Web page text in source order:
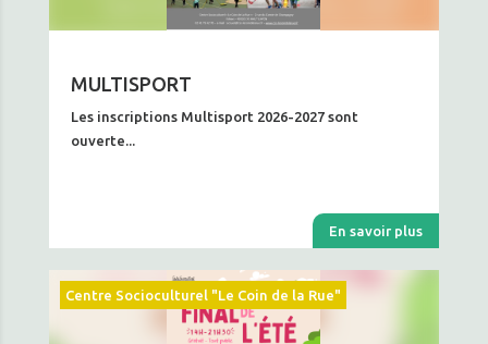
MULTISPORT
Les inscriptions Multisport 2026-2027 sont
ouverte...
En savoir plus
Centre Socioculturel "Le Coin de la Rue"